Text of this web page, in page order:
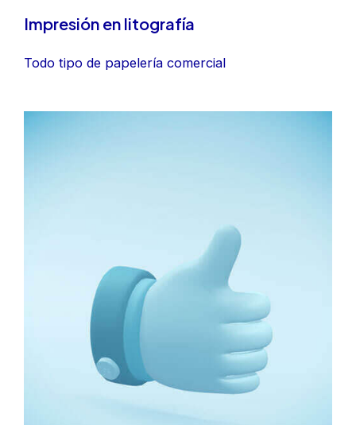
Impresión en litografía
Todo tipo de papelería comercial